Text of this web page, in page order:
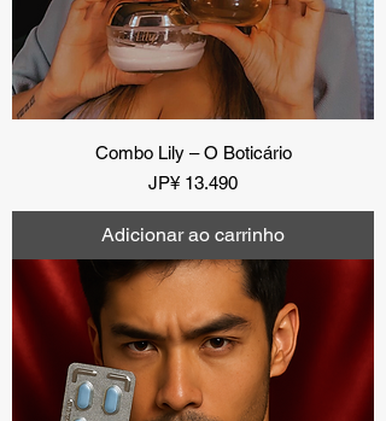
Combo Lily – O Boticário
Preço
JP¥ 13.490
Adicionar ao carrinho